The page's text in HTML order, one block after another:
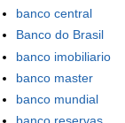
banco central
Banco do Brasil
banco imobiliario
banco master
banco mundial